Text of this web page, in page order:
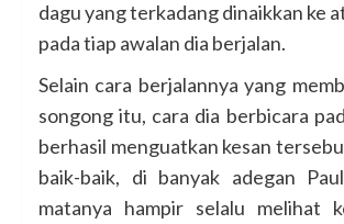
dagu yang terkadang dinaikkan ke
pada tiap awalan dia berjalan.
Selain cara berjalannya yang
songong itu, cara dia berbicara
berhasil menguatkan kesan
baik-baik, di banyak adegan
matanya hampir selalu melihat